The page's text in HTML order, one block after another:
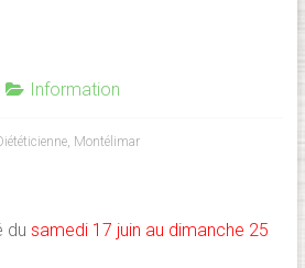
Information
, Montélimar
du samedi 17 juin au dimanche 25